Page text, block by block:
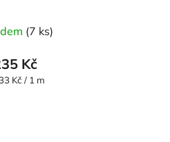
(7 ks)
Kč
Kč / 1 m